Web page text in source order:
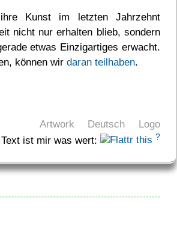
Kunst im letzten Jahrzehnt
nicht nur erhalten blieb, sondern
etwas Einzigartiges erwacht.
können wirdaran teilhaben.
Artwork Deutsch Logo
ist mir was wert:
?